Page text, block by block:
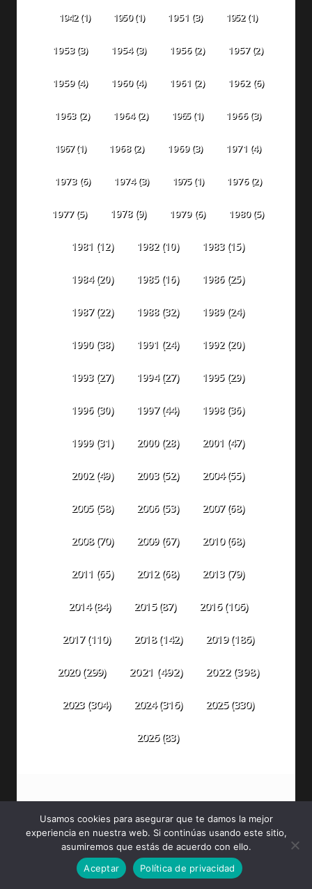
1942(1) 1950(1) 1951 (3) 1952(1)
1953(3) 1954(3) 1956(2) 1957(2)
1959(4) 1960(4) 1961 (2) 1962(6)
1963 (2) 1964(2) 1965(1) 1966(3)
1967(1) 1968(2) 1969(3) 1971 (4)
1973(6) 1974(3) 1975(1) 1976(2)
1977(5) 1978(9) 1979(6) 1980(5)
1981 (12) 1982(10) 1983(15)
1984(20) 1985(16) 1986(25)
1987(22) 1988(32) 1989(24)
1990(38) 1991 (24) 1992(20)
1993(27) 1994(27) 1995(29)
1996(30) 1997(44) 1998(36)
1999(31) 2000(28) 2001 (47)
2002(49) 2003(52) 2004(55)
2005(58) 2006(53) 2007(68)
2008(70) 2009(67) 2010(68)
2011 (65) 2012(68) 2013(79)
2014(84) 2015(87) 2016(106)
2017(110) 2018(142) 2019(186)
2020(299) 2021 (492) 2022(398)
2023(304) 2024(316) 2025(330)
2026(83)
PELÍCULAS DE MARVEL
Usamos cookies para asegurar que te damos la mejor
experiencia en nuestra web. Si continúas usando este sitio,
asumiremos que estás de acuerdo con ello.
Aceptar
Política de privacidad